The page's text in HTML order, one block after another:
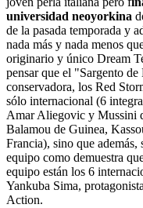
universidad neoyorkina
de la pasada temporada y
nada más y nada menos
originario y único Dream
pensar que el "Sargento
conservadora, los Red
sólo internacional (6
Amar Aliegovic y Mussini
Balamou de Guinea,
Francia), sino que
equipo como demuestra
equipo están los 6
Yankuba Sima,
Action.